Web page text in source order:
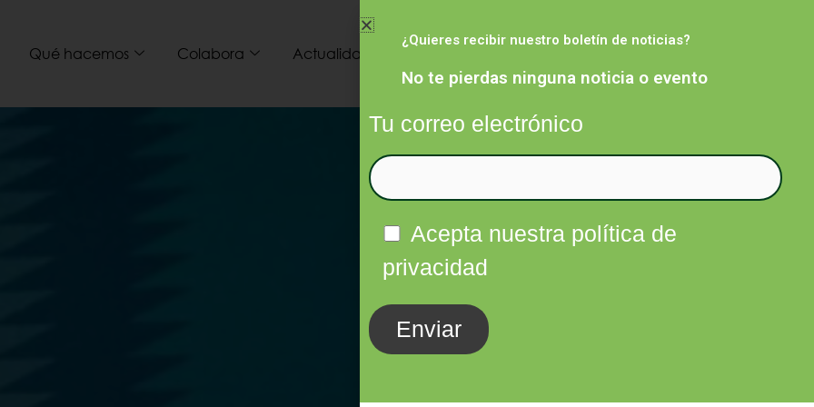
Qué hacemos Colabora Actualidad Infórmate FacebookTwitter
¿Quieres recibir nuestro boletín de noticias?
No te pierdas ninguna noticia o evento
Tu correo electrónico
Acepta nuestra política de
privacidad